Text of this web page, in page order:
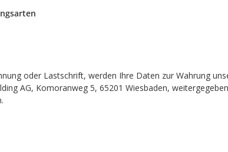
oder Lastschrift, werden Ihre Daten zur Wahrung
AG, Komoranweg 5, 65201 Wiesbaden,